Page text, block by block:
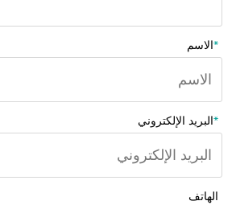
*الاسم
*البريد الإلكتروني
الهاتف